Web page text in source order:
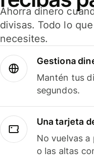
Ahorra dinero
divisas. Todo lo
necesites.
Gestiona
Mantén tus
segundos.
Una tarjeta
No vuelvas
o las altas